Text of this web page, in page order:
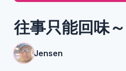
往事只能回味
Jensen